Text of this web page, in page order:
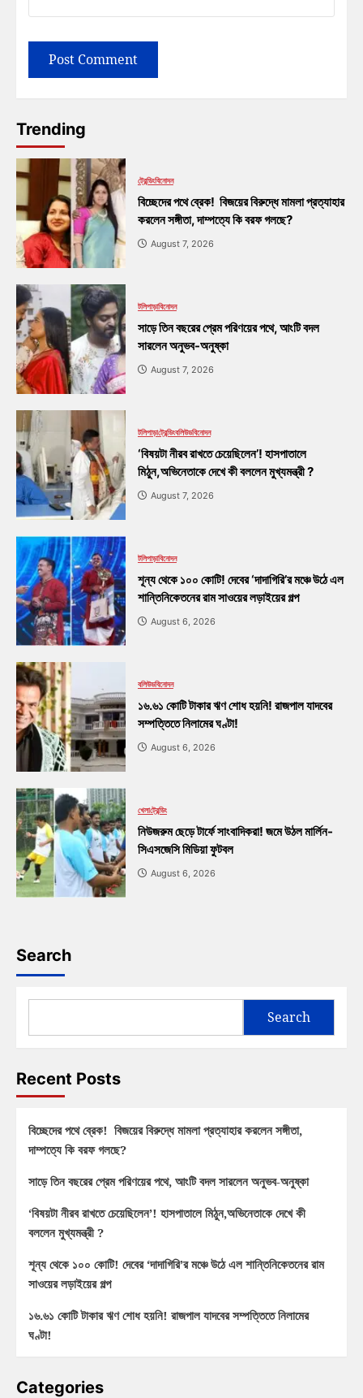
Trending
ট্রেন্ডিংবিনোদন
বিচ্ছেদের পথে ব্রেক! বিজয়ের বিরুদ্ধে মামলা প্রত্যাহার
করলেন সঙ্গীতা, দাম্পত্যে কি বরফ গলছে?
August 7, 2026
টলিপাড়াবিনোদন
সাড়ে তিন বছরের প্রেম পরিণয়ের পথে, আংটি বদল
সারলেন অনুভব-অনুষ্কা
August 7, 2026
টলিপাড়াট্রেন্ডিংবলিউডবিনোদন
‘বিষয়টা নীরব রাখতে চেয়েছিলেন’! হাসপাতালে
মিঠুন,অভিনেতাকে দেখে কী বললেন মুখ্যমন্ত্রী ?
August 7, 2026
টলিপাড়াবিনোদন
শূন্য থেকে ১০০ কোটি! দেবের ‘দাদাগিরি’র মঞ্চে উঠে এল
শান্তিনিকেতনের রাম সাওয়ের লড়াইয়ের গল্প
August 6, 2026
বলিউডবিনোদন
১৬.৬১ কোটি টাকার ঋণ শোধ হয়নি! রাজপাল যাদবের
সম্পত্তিতে নিলামের ঘণ্টা!
August 6, 2026
খেলাট্রেন্ডিং
নিউজরুম ছেড়ে টার্ফে সাংবাদিকরা! জমে উঠল মার্লিন-
সিএসজেসি মিডিয়া ফুটবল
August 6, 2026
Search
Search
Recent Posts
বিচ্ছেদের পথে ব্রেক! বিজয়ের বিরুদ্ধে মামলা প্রত্যাহার করলেন সঙ্গীতা,
দাম্পত্যে কি বরফ গলছে?
সাড়ে তিন বছরের প্রেম পরিণয়ের পথে, আংটি বদল সারলেন অনুভব-অনুষ্কা
‘বিষয়টা নীরব রাখতে চেয়েছিলেন’! হাসপাতালে মিঠুন,অভিনেতাকে দেখে কী
বললেন মুখ্যমন্ত্রী ?
শূন্য থেকে ১০০ কোটি! দেবের ‘দাদাগিরি’র মঞ্চে উঠে এল শান্তিনিকেতনের রাম
সাওয়ের লড়াইয়ের গল্প
১৬.৬১ কোটি টাকার ঋণ শোধ হয়নি! রাজপাল যাদবের সম্পত্তিতে নিলামের
ঘণ্টা!
Categories